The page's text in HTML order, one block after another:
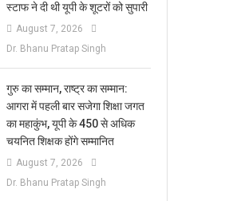
स्टाफ ने दी थी यूपी के शूटरों को सुपारी
August 7, 2026
Dr. Bhanu Pratap Singh
​गुरु का सम्मान, राष्ट्र का सम्मान:
आगरा में पहली बार सजेगा शिक्षा जगत
का महाकुंभ, यूपी के 450 से अधिक
चयनित शिक्षक होंगे सम्मानित
August 7, 2026
Dr. Bhanu Pratap Singh